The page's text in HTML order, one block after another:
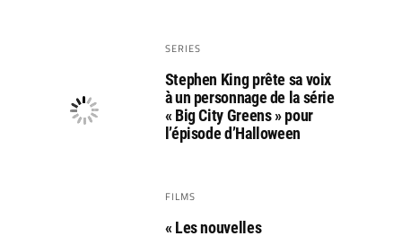
SERIES
Stephen King prête sa voix
à un personnage de la série
« Big City Greens » pour
l’épisode d’Halloween
FILMS
« Les nouvelles